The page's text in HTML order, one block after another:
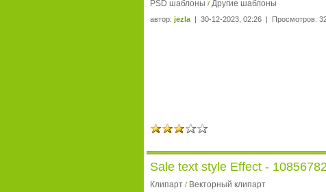
PSD шаблоны / Другие шаблоны
автор: jezla | 30-12-2023, 02:26 | Просмотров:
Sale text style Effect -
Клипарт / Векторный клипарт